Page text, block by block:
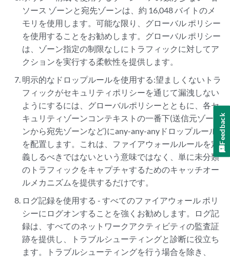
ソース ゾーンと宛先ゾーンは、約 16,048 バイトのメ
モリを使用します。可能な限り、グローバル ポリシー
を使用することをお勧めします。グローバル ポリシー
は、ゾーン指定の制限なしにトラフィックに対してア
クションを実行する柔軟性を提供します。
明示的なドロップルールを使用する:望ましくないトラ
フィックがセキュリティポリシーを通じて漏洩しない
ようにするには、グローバルポリシーとともに、各セ
キュリティゾーンコンテキストの一番下(送信元ゾー
ンから宛先ゾーンなど)にany-any-anyドロップルール
を配置します。これは、ファイアウォールルールを定
義しるべきではないという意味ではなく、単に未分類
のトラフィックをキャプチャするためのキャッチオー
ルメカニズムを提供するだけです。
ログ記録を使用する - すべてのファイアウォール ポリ
シーにログオンすることを強くお勧めします。ログ記
録は、すべてのネットワークアクティビティの監査証
跡を提供し、トラブルシューティングと診断に役立ち
ます。トラブルシューティングを行う場合を除き、
Feedback